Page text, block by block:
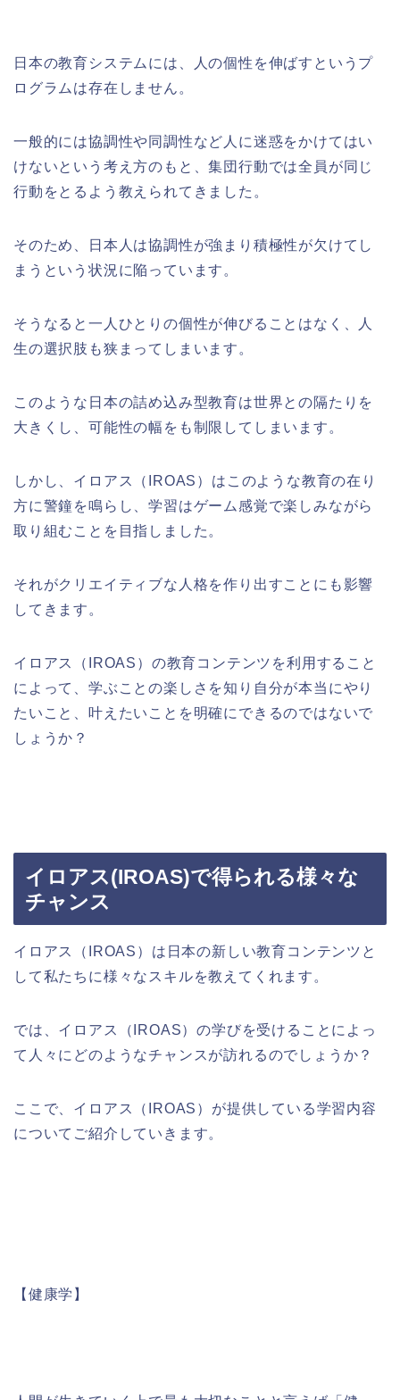
日本の教育システムには、人の個性を伸ばすというプ
ログラムは存在しません。
一般的には協調性や同調性など人に迷惑をかけてはい
けないという考え方のもと、集団行動では全員が同じ
行動をとるよう教えられてきました。
そのため、日本人は協調性が強まり積極性が欠けてし
まうという状況に陥っています。
そうなると一人ひとりの個性が伸びることはなく、人
生の選択肢も狭まってしまいます。
このような日本の詰め込み型教育は世界との隔たりを
大きくし、可能性の幅をも制限してしまいます。
しかし、イロアス（ IROAS ）はこのような教育の在り
方に警鐘を鳴らし、学習はゲーム感覚で楽しみながら
取り組むことを目指しました。
それがクリエイティブな人格を作り出すことにも影響
してきます。
イロアス（ IROAS ）の教育コンテンツを利用すること
によって、学ぶことの楽しさを知り自分が本当にやり
たいこと、叶えたいことを明確にできるのではないで
しょうか？
イロアス(IROAS)で得られる様々な
チャンス
イロアス（ IROAS ）は日本の新しい教育コンテンツと
して私たちに様々なスキルを教えてくれます。
では、イロアス（ IROAS）の学びを受けることによっ
て人々にどのようなチャンスが訪れるのでしょうか？
ここで、イロアス（ IROAS ）が提供している学習内容
についてご紹介していきます。
【健康学】